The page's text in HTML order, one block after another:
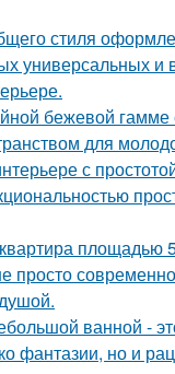
стиля
универсальных и
бежевой
для
с
площадью
просто
ванной -
фантазии, но и